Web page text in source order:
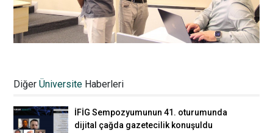
DiğerÜniversite Haberleri
İFİG Sempozyumunun 41. oturumunda
dijital çağda gazetecilik konuşuldu